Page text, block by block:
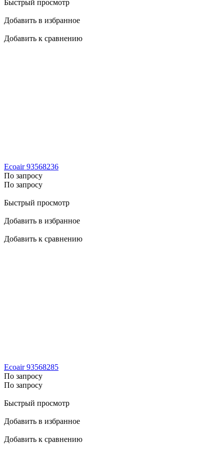
Быстрый просмотр
Добавить в избранное
Добавить к сравнению
Ecoair 93568236
По запросу
По запросу
Быстрый просмотр
Добавить в избранное
Добавить к сравнению
Ecoair 93568285
По запросу
По запросу
Быстрый просмотр
Добавить в избранное
Добавить к сравнению